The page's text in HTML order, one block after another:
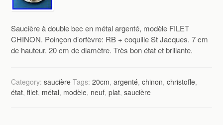
Saucière à double bec en métal argenté, modèle FILET
CHINON. Poinçon d’orfèvre: RB + coquille St Jacques. 7 cm
de hauteur. 20 cm de diamètre. Très bon état et brillante.
Category:saucière Tags:20cm,argenté,chinon,christofle,
état,filet, métal, modèle, neuf,plat,saucière